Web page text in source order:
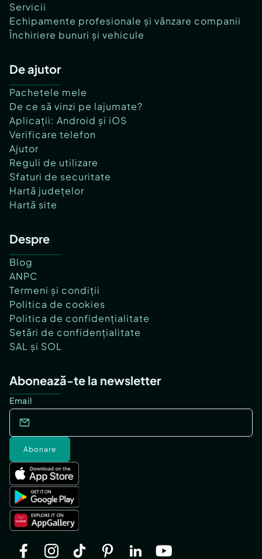
Servicii
Echipamente profesionale și vânzare companii
Închiriere bunuri și vehicule
De ajutor
Pachetele mele
De ce să vinzi pe lajumate?
Aplicații: Android și iOS
Verificare telefon
Ajutor
Reguli de utilizare
Sfaturi de securitate
Hartă județelor
Hartă site
Despre
Blog
ANPC
Termeni și condiții
Politica de cookies
Politica de confidențialitate
Setări de confidențialitate
SAL și SOL
Abonează-te la newsletter
Email
Abonare